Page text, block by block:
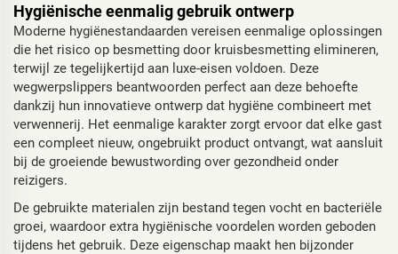
Hygiënische eenmalig gebruik ontwerp
Moderne hygiënestandaarden vereisen eenmalige oplossingen
die het risico op besmetting door kruisbesmetting elimineren,
terwijl ze tegelijkertijd aan luxe-eisen voldoen. Deze
wegwerpslippers beantwoorden perfect aan deze behoefte
dankzij hun innovatieve ontwerp dat hygiëne combineert met
verwennerij. Het eenmalige karakter zorgt ervoor dat elke gast
een compleet nieuw, ongebruikt product ontvangt, wat aansluit
bij de groeiende bewustwording over gezondheid onder
reizigers.
De gebruikte materialen zijn bestand tegen vocht en bacteriële
groei, waardoor extra hygiënische voordelen worden geboden
tijdens het gebruik. Deze eigenschap maakt hen bijzonder